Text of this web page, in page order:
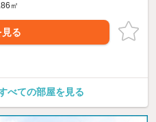
㎡
る
べての部屋を見る